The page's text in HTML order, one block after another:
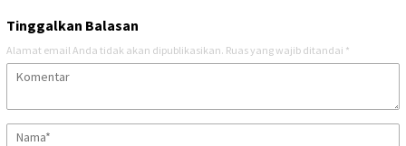
Tinggalkan Balasan
Alamat email Anda tidak akan dipublikasikan. Ruas yang wajib ditandai *